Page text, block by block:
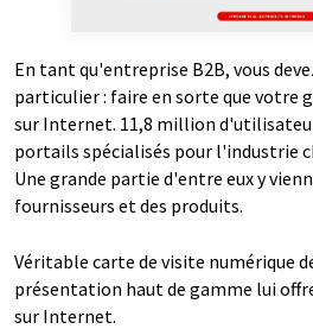
En tant qu'entreprise B2B, vous
particulier : faire en sorte que votre
sur Internet. 11,8 million
portails spécialisés pour l'industrie
Une grande partie d'entre eux y
fournisseurs et des produits.
Véritable carte de visite numérique
présentation haut de gamme lui
sur Internet.